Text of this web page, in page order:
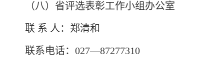
（八）省评选表彰工作小组办公室
联 系 人：郑清和
联系电话：027—87277310